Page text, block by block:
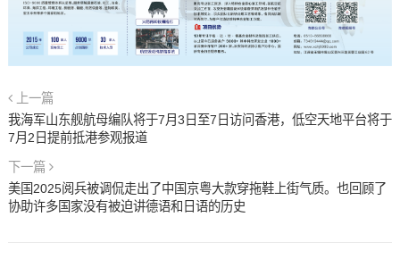
上一篇
我海军山东舰航母编队将于7月3日至7日访问香港，低空天地平台将于
7月2日提前抵港参观报道
下一篇
美国2025阅兵被调侃走出了中国京粤大款穿拖鞋上街气质。也回顾了
协助许多国家没有被迫讲德语和日语的历史